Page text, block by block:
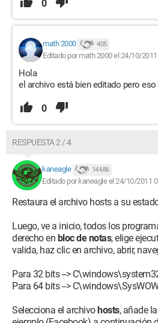
0
math 2000 405
Editado por math 2000 el 24/10/
Hola
el archivo está bien editado pero
0
RESPUESTA 2 / 4
kaneagle 14 686
Editado por kaneagle el 24/10/2011
Restaura el archivo hosts a su
Luego, ve a inicio, todos los
derecho en bloc de notas, elige
valida, haz clic en archivo, abrir,
Para 32 bits -->
Para 64 bits -->
Selecciona el archivohosts, añade